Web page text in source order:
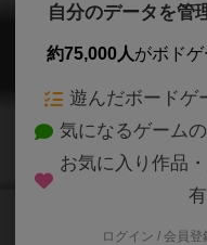
謙信VS
自分のデータを管
約75,000人がボドゲ
遊んだボードゲ
気になるゲーム
お気に入り作品
有
ログイン / 会員登